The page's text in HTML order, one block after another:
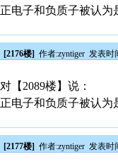
正电子和负质子被认为
[2176楼] 作者:zyntiger 发表时
对【2089楼】说：
正电子和负质子被认为
[2177楼] 作者:zyntiger 发表时